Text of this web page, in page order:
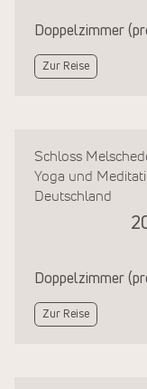
Doppelzimmer
Zur Reise
Schloss
Yoga und
Deutschland
Doppelzimmer
Zur Reise